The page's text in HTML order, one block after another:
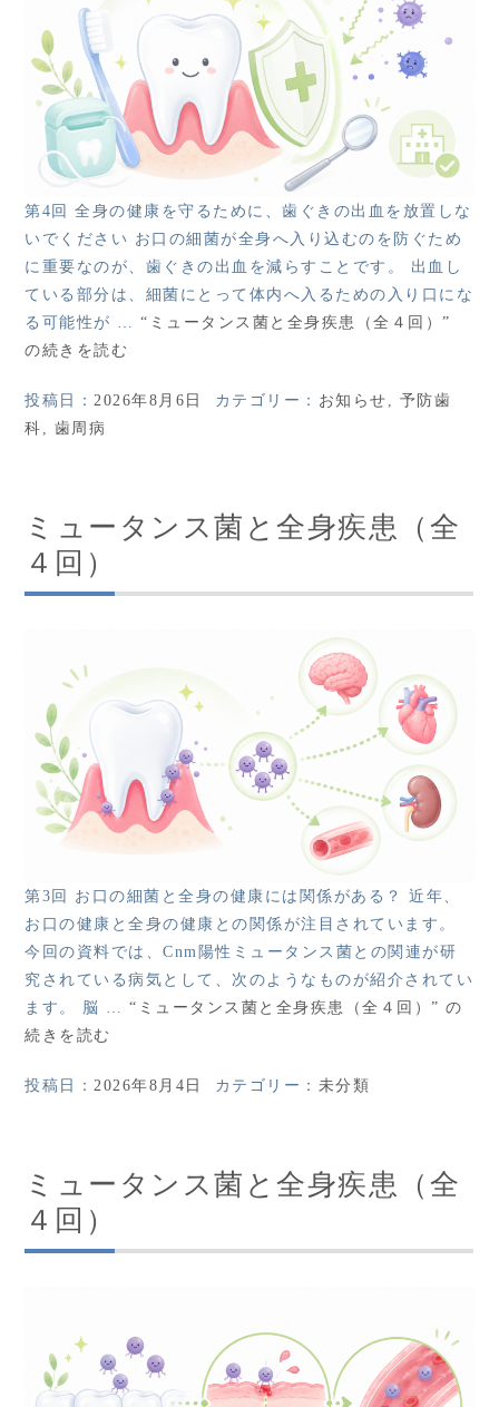
第4回 全身の健康を守るために、歯ぐきの出血を放置しな
いでください お口の細菌が全身へ入り込むのを防ぐため
に重要なのが、歯ぐきの出血を減らすことです。 出血し
ている部分は、細菌にとって体内へ入るための入り口にな
る可能性が …“ミュータンス菌と全身疾患（全４回）”
の続きを読む
投稿日： 2026年8月6日 カテゴリー： お知らせ
予防歯
科
歯周病
ミュータンス菌と全身疾患（全
４回）
第3回 お口の細菌と全身の健康には関係がある？ 近年、
お口の健康と全身の健康との関係が注目されています。
今回の資料では、Cnm陽性ミュータンス菌との関連が研
究されている病気として、次のようなものが紹介されてい
ます。 脳 …“ミュータンス菌と全身疾患（全４回）” の
続きを読む
投稿日： 2026年8月4日 カテゴリー： 未分類
ミュータンス菌と全身疾患（全
４回）